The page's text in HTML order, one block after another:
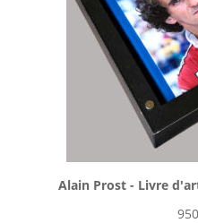
Alain Prost - Livre